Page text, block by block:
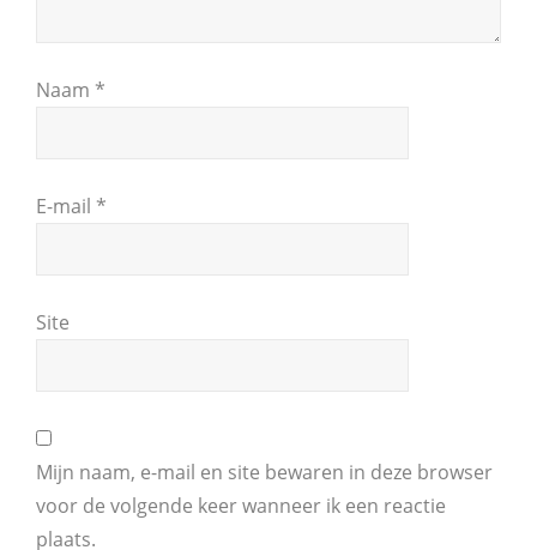
Naam *
E-mail *
Site
Mijn naam, e-mail en site bewaren in deze browser
voor de volgende keer wanneer ik een reactie
plaats.